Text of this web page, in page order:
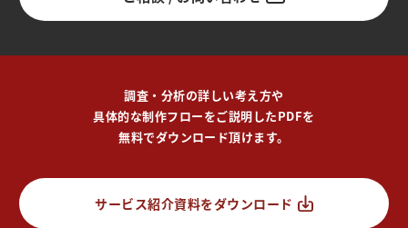
調査・分析の詳しい考え方や
具体的な制作フローをご説明したPDFを
無料でダウンロード頂けます。
サービス紹介資料をダウンロード